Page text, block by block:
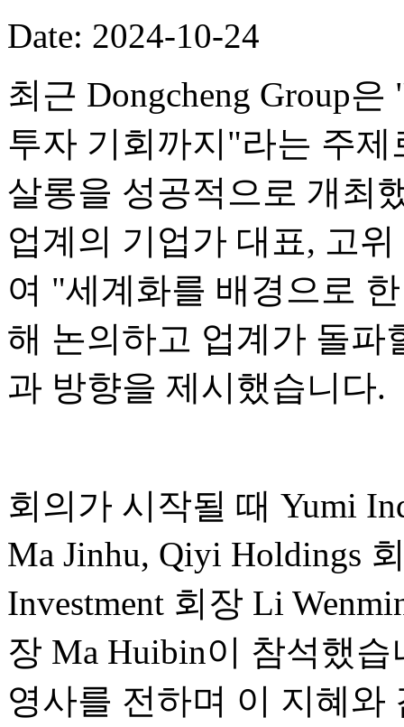
Date: 2024-10-24
최근 Dongcheng Group
투자 기회까지"라는 주
살롱을 성공적으로 개최
업계의 기업가 대표, 고
여 "세계화를 배경으로
해 논의하고 업계가 돌파
과 방향을 제시했습니다.
회의가 시작될 때 Yumi
Ma Jinhu, Qiyi Holdings
Investment 회장 Li
장 Ma Huibin이 참석했
영사를 전하며 이 지혜와